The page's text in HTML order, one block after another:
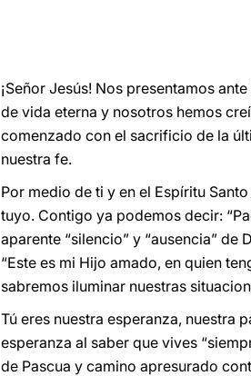
¡Señor Jesús! Nos presentamos
de vida eterna y nosotros hemos
comenzado con el sacrificio de la
nuestra fe.
Por medio de ti y en el Espíritu
tuyo. Contigo ya podemos decir:
aparente “silencio” y “ausencia”
“Este es mi Hijo amado, en quien
sabremos iluminar nuestras
Tú eres nuestra esperanza, nuestra
esperanza al saber que vives
de Pascua y camino apresurado